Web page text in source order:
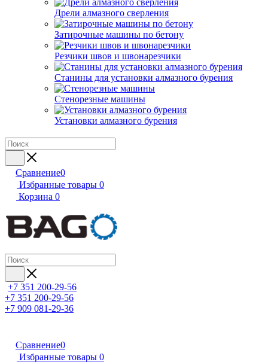
Дрели алмазного сверления
Затирочные машины по бетону
Резчики швов и швонарезчики
Станины для установки алмазного бурения
Стенорезные машины
Установки алмазного бурения
Сравнение0
Избранные товары 0
Корзина 0
+7 351 200-29-56
+7 351 200-29-56
+7 909 081-29-36
Сравнение0
Избранные товары 0